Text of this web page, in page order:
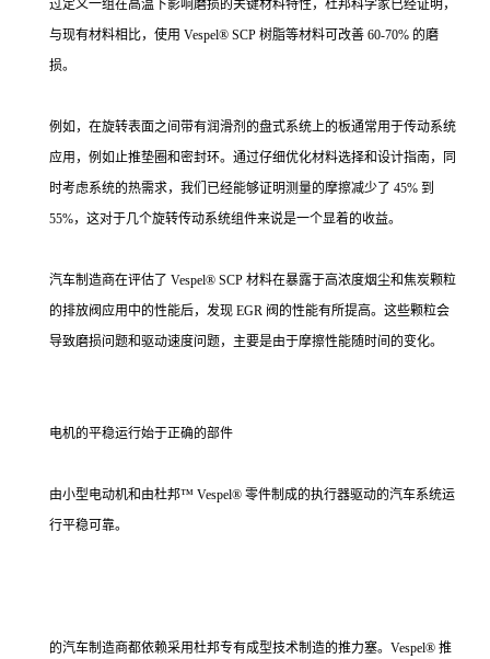
过定义一组在高温下影响磨损的关键材料特性，杜邦科学家已经证明，
与现有材料相比，使用 Vespel® SCP 树脂等材料可改善 60-70% 的磨
损。
例如，在旋转表面之间带有润滑剂的盘式系统上的板通常用于传动系统
应用，例如止推垫圈和密封环。通过仔细优化材料选择和设计指南，同
时考虑系统的热需求，我们已经能够证明测量的摩擦减少了 45% 到
55%，这对于几个旋转传动系统组件来说是一个显着的收益。
汽车制造商在评估了 Vespel® SCP 材料在暴露于高浓度烟尘和焦炭颗粒
的排放阀应用中的性能后，发现 EGR 阀的性能有所提高。这些颗粒会
导致磨损问题和驱动速度问题，主要是由于摩擦性能随时间的变化。
电机的平稳运行始于正确的部件
由小型电动机和由杜邦™ Vespel® 零件制成的执行器驱动的汽车系统运
行平稳可靠。
的汽车制造商都依赖采用杜邦专有成型技术制造的推力塞。Vespel® 推